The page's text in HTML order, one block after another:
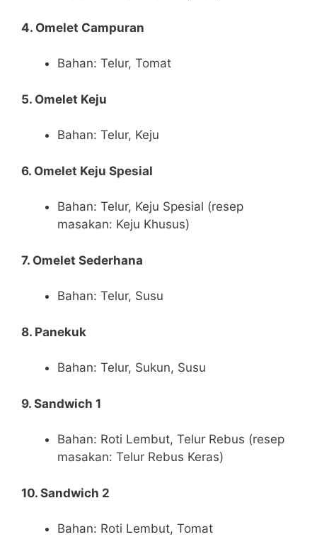
4. Omelet Campuran
Bahan: Telur, Tomat
5. Omelet Keju
Bahan: Telur, Keju
6. Omelet Keju Spesial
Bahan: Telur, Keju Spesial (resep
masakan: Keju Khusus)
7. Omelet Sederhana
Bahan: Telur, Susu
8. Panekuk
Bahan: Telur, Sukun, Susu
9. Sandwich 1
Bahan: Roti Lembut, Telur Rebus (resep
masakan: Telur Rebus Keras)
10. Sandwich 2
Bahan: Roti Lembut, Tomat